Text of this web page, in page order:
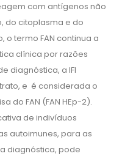
com antígenos não
do citoplasma e do
o termo FAN continua a
clínica por razões
diagnóstica, a IFI
e é considerada o
do FAN (FAN HEp-2).
de indivíduos
autoimunes, para as
diagnóstica, pode